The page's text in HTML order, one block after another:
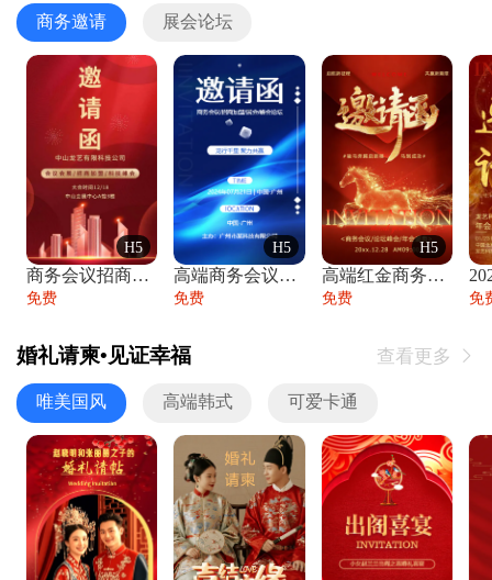
商务邀请 展会论坛
H5
商务会议招商展会科技峰会邀请函年会邀请
免费
H5
高端商务会议招商加盟展会峰会论坛邀请函
免费
H5
高端红金商务会议年会年终盛典答谢邀请函
免费 免
婚礼请柬•见证幸福 查看更多 
唯美国风 高端韩式 可爱卡通